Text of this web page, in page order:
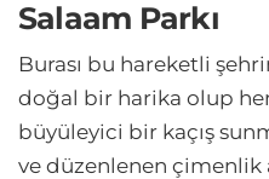
Salaam Parkı
Burası bu hareketli
doğal bir harika olup
büyüleyici bir kaçış
ve düzenlenen çimenlik